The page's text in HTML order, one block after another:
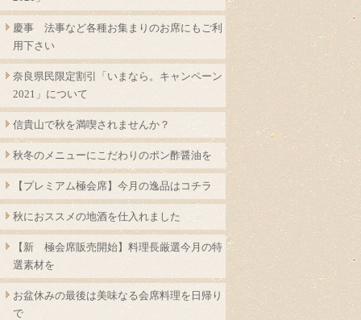
慶事 法事など各種お集まりのお席にもご利
用下さい
奈良県民限定割引「いまなら。キャンペーン
2021」について
信貴山で秋を満喫されませんか？
秋冬のメニューにこだわりのポン酢醤油を
【プレミアム極会席】今月の逸品はコチラ
秋におススメの地酒を仕入れました
【新 極会席販売開始】料理長厳選今月の特
選素材を
お盆休みの最後は美味なる会席料理を日帰り
で